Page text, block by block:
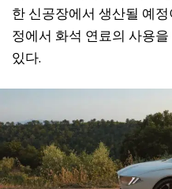
한 신공장에서 생산될 예
정에서 화석 연료의 사용
있다.